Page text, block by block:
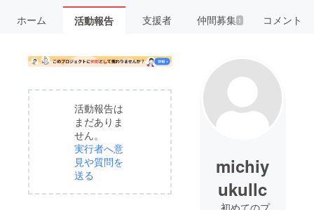
ホーム 活動報告 支援者 仲間募集 1 コメント
活動報告は
まだありま
せん。
実行者へ意
見や質問を
送る
michiy
ukullc